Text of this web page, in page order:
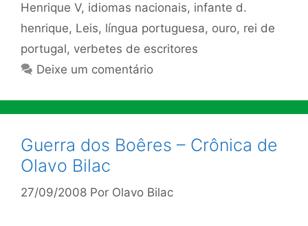
Henrique V, idiomas nacionais, infante d.
henrique, Leis, língua portuguesa, ouro, rei de
portugal, verbetes de escritores
Deixe um comentário
Guerra dos Boêres – Crônica de
Olavo Bilac
27/09/2008 Por Olavo Bilac